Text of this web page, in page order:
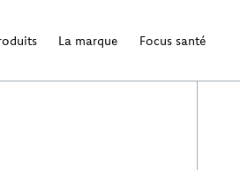
La marque Focus santé